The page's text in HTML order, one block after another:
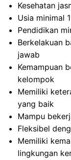
Kesehatan
Usia minimal
Pendidikan
Berkelakuan
jawab
Kemampuan
kelompok
Memiliki
yang baik
Mampu
Fleksibel
Memiliki
lingkungan